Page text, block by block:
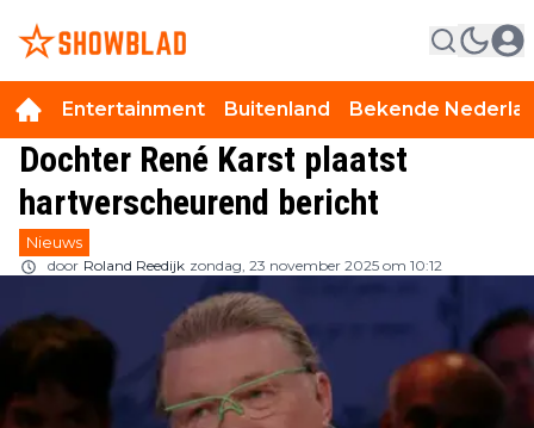
Entertainment Buitenland Bekende
Dochter René Karst plaatst
hartverscheurend bericht
Nieuws
door Roland Reedijk zondag, 23 november 2025 om 10:12